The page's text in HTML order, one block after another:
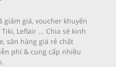
giảm giá, voucher khuyến
Leflair ... Chia sẻ kinh
săn hàng giá rẻ chất
phí & cung cấp nhiều